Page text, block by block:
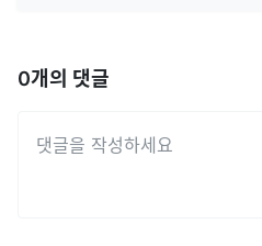
0개의 댓글